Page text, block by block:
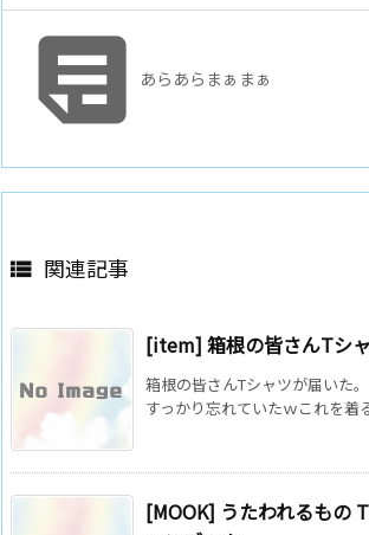
 あらあらまぁまぁ
 関連記事
[item] 箱根の皆さんTシ
箱根の皆さんTシャツが届いた
すっかり忘れていたｗこれを着
[MOOK] うたわれるもの